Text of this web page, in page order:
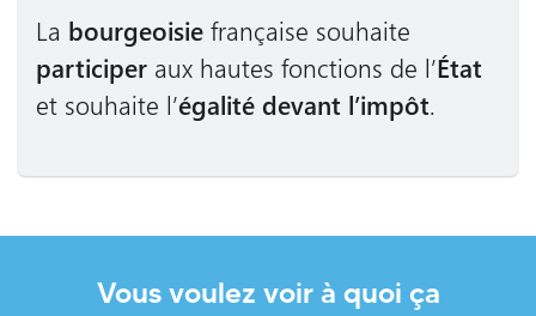
La bourgeoisie française souhaite
participer aux hautes fonctions de l’État
et souhaite l’égalité devant l’impôt.
Vous voulez voir à quoi ça